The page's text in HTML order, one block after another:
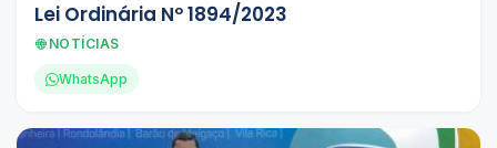
Lei Ordinária Nº 1894/2023
NOTÍCIAS
WhatsApp